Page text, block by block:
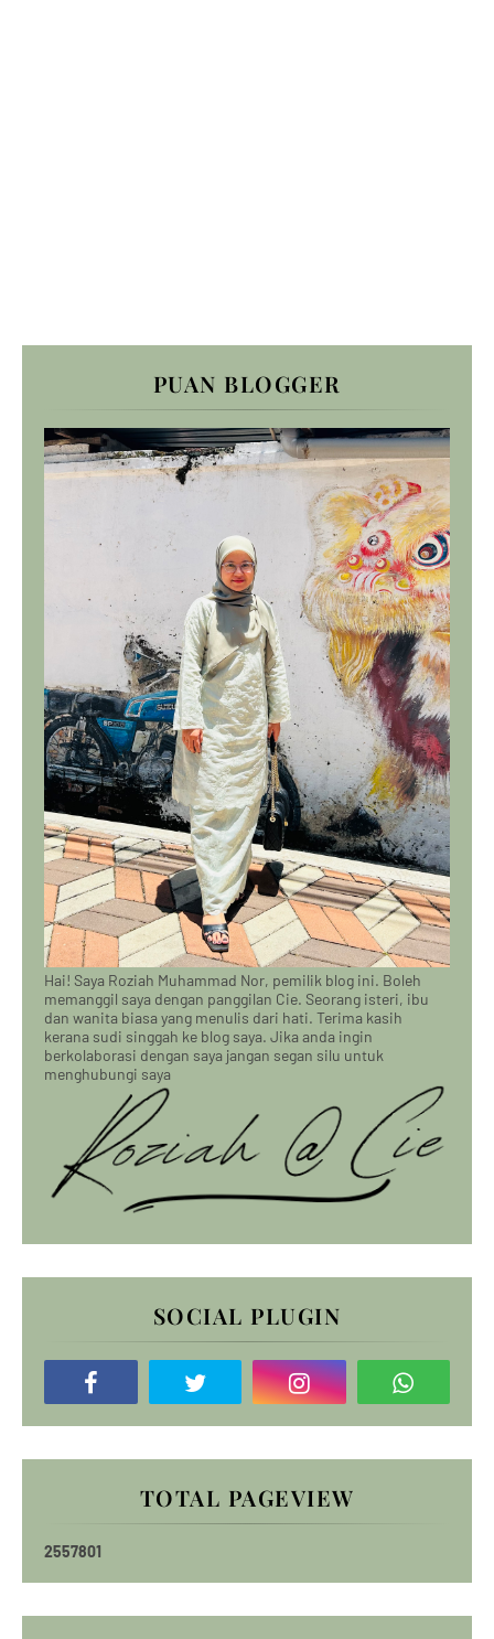
PUAN BLOGGER
Hai! Saya Roziah Muhammad Nor, pemilik blog ini. Boleh
memanggil saya dengan panggilan Cie. Seorang isteri, ibu
dan wanita biasa yang menulis dari hati. Terima kasih
kerana sudi singgah ke blog saya. Jika anda ingin
berkolaborasi dengan saya jangan segan silu untuk
menghubungi saya
SOCIAL PLUGIN
TOTAL PAGEVIEW
2557801